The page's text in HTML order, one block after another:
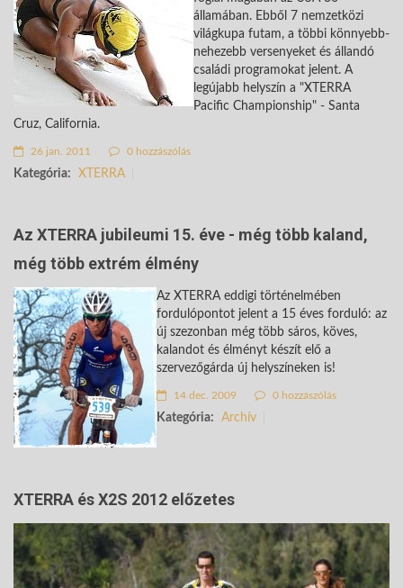
államában. Ebből 7 nemzetközi
világkupa futam, a többi könnyebb-
nehezebb versenyeket és állandó
családi programokat jelent. A
legújabb helyszín a "XTERRA
Pacific Championship" - Santa
Cruz, California.
26 jan. 2011 0 hozzászólás
Kategória: XTERRA
Az XTERRA jubileumi 15. éve - még több kaland,
még több extrém élmény
Az XTERRA eddigi történelmében
fordulópontot jelent a 15 éves forduló: az
új szezonban még több sáros, köves,
kalandot és élményt készít elő a
szervezőgárda új helyszíneken is!
14 dec. 2009 0 hozzászólás
Kategória: Archív
XTERRA és X2S 2012 előzetes